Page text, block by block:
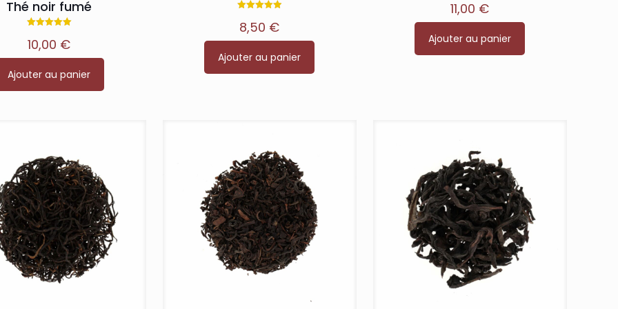
Thé noir fumé
5.00
sur 5
10,00 €
Ajouter au panier
4.90
sur 5
8,50 €
Ajouter au panier
11,00 €
Ajouter au panier